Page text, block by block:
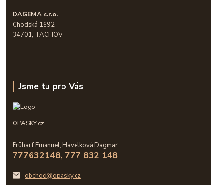
DAGEMA s.r.o.
Chodská 1992
34701, TACHOV
Jsme tu pro Vás
OPASKY.cz
Frühauf Emanuel, Havelková Dagmar
777632148, 777 832 148
obchod@opasky.cz